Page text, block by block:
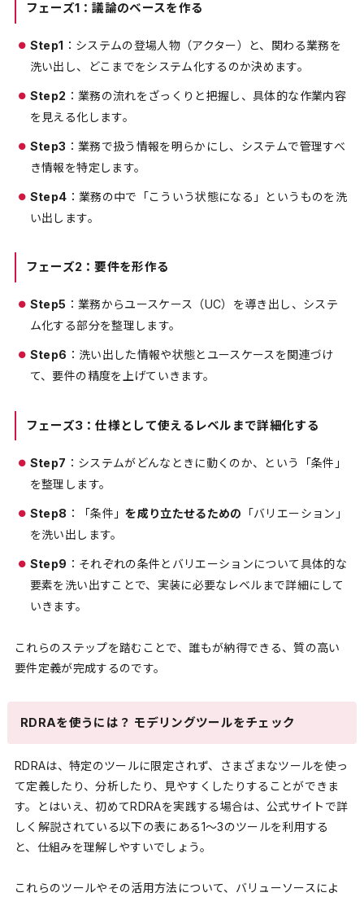
フェーズ1：議論のベースを作る
Step1 ：システムの登場人物（アクター）と、関わる業務を
洗い出し、どこまでをシステム化するのか決めます。
Step2 ：業務の流れをざっくりと把握し、具体的な作業内容
を見える化します。
Step3 ：業務で扱う情報を明らかにし、システムで管理すべ
き情報を特定します。
Step4 ：業務の中で「こういう状態になる」というものを洗
い出します。
フェーズ2：要件を形作る
Step5 ：業務からユースケース（UC）を導き出し、システ
ム化する部分を整理します。
Step6 ：洗い出した情報や状態とユースケースを関連づけ
て、要件の精度を上げていきます。
フェーズ3：仕様として使えるレベルまで詳細化する
Step7 ：システムがどんなときに動くのか、という「条件」
を整理します。
Step8 ：「条件」を成り立たせるための
「バリエーション」
を洗い出します。
Step9 ：それぞれの条件とバリエーションについて具体的な
要素を洗い出すことで、実装に必要なレベルまで詳細にして
いきます。
これらのステップを踏むことで、誰もが納得できる、質の高い
要件定義が完成するのです。
RDRAを使うには？ モデリングツールをチェック
RDRAは、特定のツールに限定されず、さまざまなツールを使っ
て定義したり、分析したり、見やすくしたりすることができま
す。とはいえ、初めてRDRAを実践する場合は、公式サイトで詳
しく解説されている以下の表にある1〜3のツールを利用する
と、仕組みを理解しやすいでしょう。
これらのツールやその活用方法について、バリューソースによ